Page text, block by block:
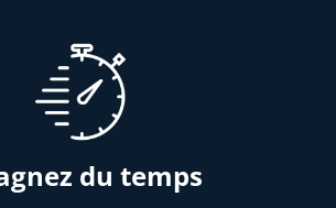
du temps